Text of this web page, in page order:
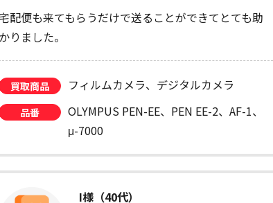
配便も来てもらうだけで送ることができてとても助
かりました。
買取商品 フィルムカメラ、デジタルカメラ
品番
OLYMPUS PEN-EE、PEN EE-2、AF-1、
μ-7000
I様（40代）